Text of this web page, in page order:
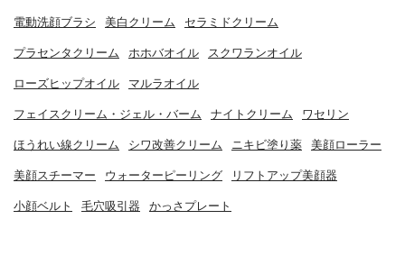
電動洗顔ブラシ 美白クリーム セラミドクリーム
プラセンタクリーム ホホバオイル スクワランオイル
ローズヒップオイル マルラオイル
フェイスクリーム・ジェル・バーム ナイトクリーム ワセリン
ほうれい線クリーム シワ改善クリーム ニキビ塗り薬 美顔ローラー
美顔スチーマー ウォーターピーリング リフトアップ美顔器
小顔ベルト 毛穴吸引器 かっさプレート